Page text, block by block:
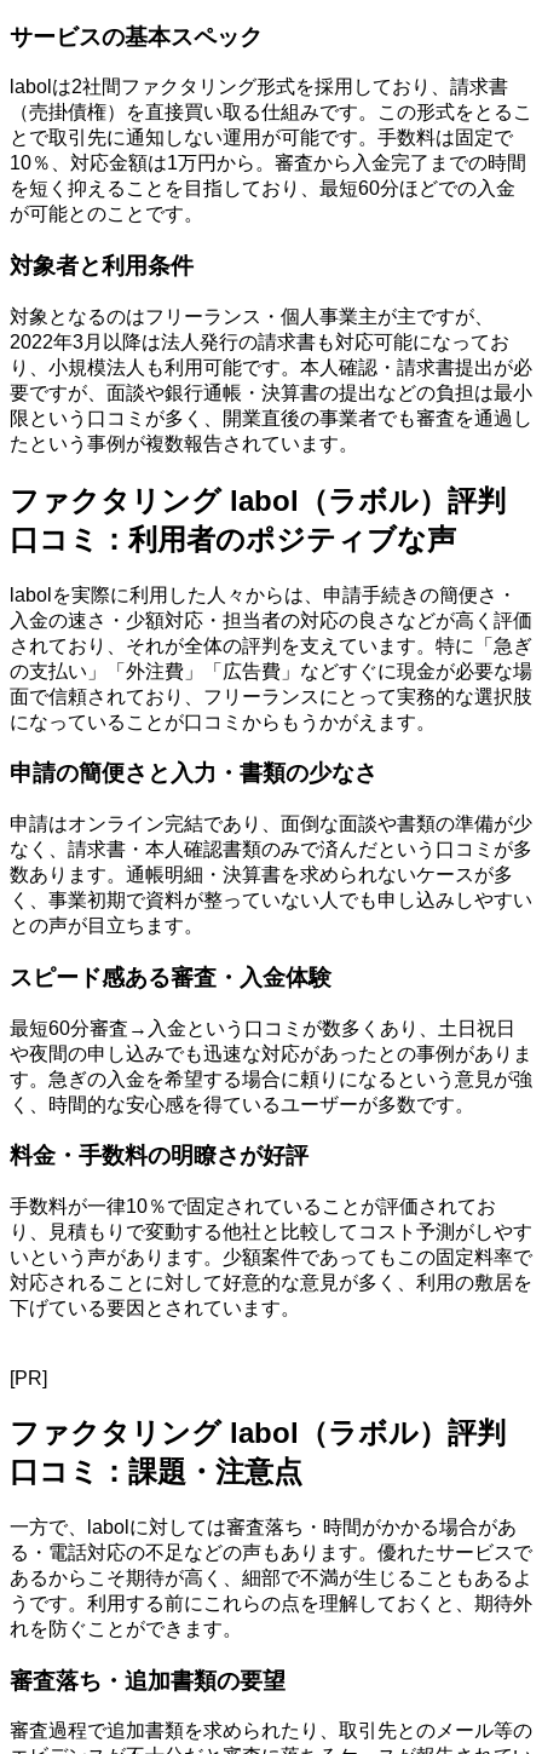
サービスの基本スペック
labolは2社間ファクタリング形式を採用しており、請求書
（売掛債権）を直接買い取る仕組みです。この形式をとるこ
とで取引先に通知しない運用が可能です。手数料は固定で
10％、対応金額は1万円から。審査から入金完了までの時間
を短く抑えることを目指しており、最短60分ほどでの入金
が可能とのことです。
対象者と利用条件
対象となるのはフリーランス・個人事業主が主ですが、
2022年3月以降は法人発行の請求書も対応可能になってお
り、小規模法人も利用可能です。本人確認・請求書提出が必
要ですが、面談や銀行通帳・決算書の提出などの負担は最小
限という口コミが多く、開業直後の事業者でも審査を通過し
たという事例が複数報告されています。
ファクタリング labol（ラボル）評判
口コミ：利用者のポジティブな声
labolを実際に利用した人々からは、申請手続きの簡便さ・
入金の速さ・少額対応・担当者の対応の良さなどが高く評価
されており、それが全体の評判を支えています。特に「急ぎ
の支払い」「外注費」「広告費」などすぐに現金が必要な場
面で信頼されており、フリーランスにとって実務的な選択肢
になっていることが口コミからもうかがえます。
申請の簡便さと入力・書類の少なさ
申請はオンライン完結であり、面倒な面談や書類の準備が少
なく、請求書・本人確認書類のみで済んだという口コミが多
数あります。通帳明細・決算書を求められないケースが多
く、事業初期で資料が整っていない人でも申し込みしやすい
との声が目立ちます。
スピード感ある審査・入金体験
最短60分審査→入金という口コミが数多くあり、土日祝日
や夜間の申し込みでも迅速な対応があったとの事例がありま
す。急ぎの入金を希望する場合に頼りになるという意見が強
く、時間的な安心感を得ているユーザーが多数です。
料金・手数料の明瞭さが好評
手数料が一律10％で固定されていることが評価されてお
り、見積もりで変動する他社と比較してコスト予測がしやす
いという声があります。少額案件であってもこの固定料率で
対応されることに対して好意的な意見が多く、利用の敷居を
下げている要因とされています。
[PR]
ファクタリング labol（ラボル）評判
口コミ：課題・注意点
一方で、labolに対しては審査落ち・時間がかかる場合があ
る・電話対応の不足などの声もあります。優れたサービスで
あるからこそ期待が高く、細部で不満が生じることもあるよ
うです。利用する前にこれらの点を理解しておくと、期待外
れを防ぐことができます。
審査落ち・追加書類の要望
審査過程で追加書類を求められたり、取引先とのメール等の